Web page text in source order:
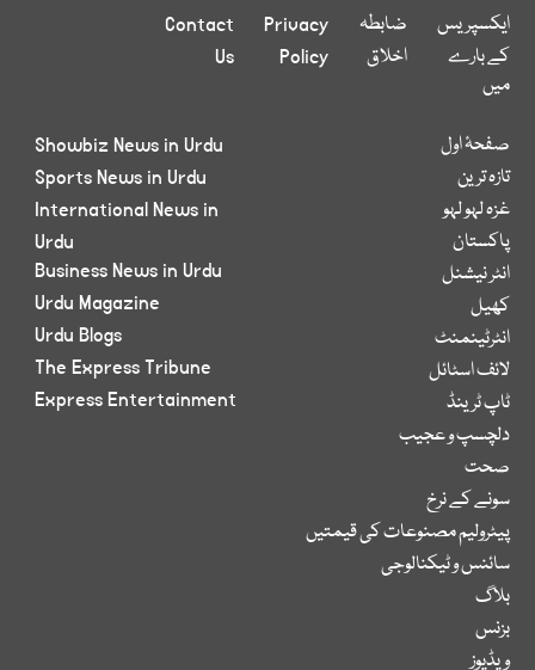
ایکسپریس
کے بارے
میں
ضابطہ
اخلاق
Privacy
Policy
Contact
Us
صفحۂ اول
تازہ ترین
غزہ لہو لہو
پاکستان
انٹر نیشنل
کھیل
انٹرٹینمنٹ
لائف اسٹائل
ٹاپ ٹرینڈ
دلچسپ و عجیب
صحت
سونے کے نرخ
پیٹرولیم مصنوعات کی قیمتیں
سائنس و ٹیکنالوجی
بلاگ
بزنس
ویڈیوز
Showbiz News in Urdu
Sports News in Urdu
International News in
Urdu
Business News in Urdu
Urdu Magazine
Urdu Blogs
The Express Tribune
Express Entertainment